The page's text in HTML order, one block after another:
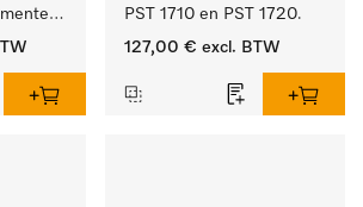
PST 1710 en PST 1720.
127,00 € excl. BTW